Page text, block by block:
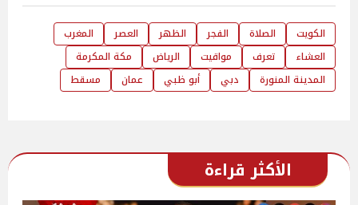
الكويت الصلاة الفجر الظهر العصر
المغرب
العشاء
تعرف مواقيت الرياض
مكة المكرمة
المدينة المنورة
دبي أبو ظبي عمان مسقط
الأكثر قراءة